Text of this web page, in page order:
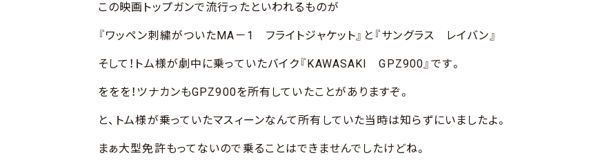
この映画トップガンで流行ったといわれるものが
『ワッペン刺繍がついたMA－1 フライトジャケット』と『サングラス レイバン』
そして！トム様が劇中に乗っていたバイク『KAWASAKI GPZ900』です。
ををを！ツナカンもGPZ900を所有していたことがありますぞ。
と、トム様が乗っていたマスィーンなんて所有していた当時は知らずにいましたよ。
まぁ大型免許もってないので乗ることはできませんでしたけどね。